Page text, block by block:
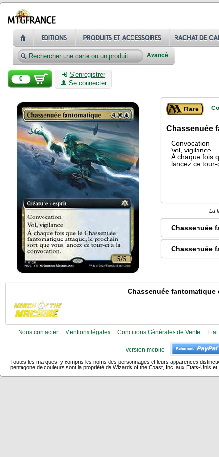
Avancé
0
S'enregistrer
Se connecter
Rare
Chassenuée
Convocation
Vol, vigilance
À chaque fois
lancez ce
La
Chassenuée
Chassenuée
Chassenuée fantomatique
Nous contacter Mentions légales Conditions Générales de Vente
Version mobile
Toutes les marques, y compris les noms des personnages et leurs apparences
pentagone de couleurs sont la propriété de Wizards of the Coast, Inc. aux Etats-Unis